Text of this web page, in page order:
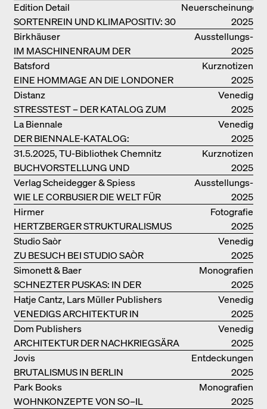
Neuerscheinungen
SORTENREIN UND KLIMAPOSITIV: 30
VORBILDLICHE
HOLZKONSTRUKTIONEN
Edition Detail
2025
Ausstellungs­
kataloge
IM MASCHINENRAUM DER
ARCHITEKTUR
Birkhäuser
2025
Kurznotizen
EINE HOMMAGE AN DIE LONDONER
SOUTH BANK
Batsford
2025
Venedig
STRESSTEST – DER KATALOG ZUM
DEUTSCHEN PAVILLON IN VENEDIG
Distanz
2025
Venedig
DER BIENNALE-KATALOG:
INTELLIGENS. NATURAL. ARTIFICIAL.
COLLECTIVE
La Biennale
2025
Kurznotizen
BUCHVORSTELLUNG UND
PODIUMSDISKUSSION FREI OTTO
31.5.2025, TU-Bibliothek Chemnitz
2025
Ausstellungs­
kataloge
WIE LE CORBUSIER DIE WELT FÜR
SICH ORDNET
Verlag Scheidegger & Spiess
2025
Fotografie
HERTZBERGER STRUKTURALISMUS
Hirmer
2025
Venedig
ZU BESUCH BEI STUDIO SAÒR
Studio Saòr
2025
Monografien
SCHNEZTER PUSKAS: IN DER
DRITTEN GENERATION
Simonett & Baer
2025
Venedig
VENEDIGS ARCHITEKTUR IN
ELEMENTEN UND DIE STADT ALS
REALITÄT
Hatje Cantz, Lars Müller Publishers
2025
Venedig
ARCHITEKTUR DER NACHKRIEGSÄRA
IN VENEDIG
Dom Publishers
2025
Entdeckungen
BRUTALISMUS IN BERLIN
Jovis
2025
Monografien
WOHNKONZEPTE VON SO–IL
Park Books
2025